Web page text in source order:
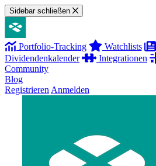
Sidebar schließen
Portfolio-Tracking Watchlists
Dividendenkalender
Integrationen
Community
Blog
Registrieren Anmelden